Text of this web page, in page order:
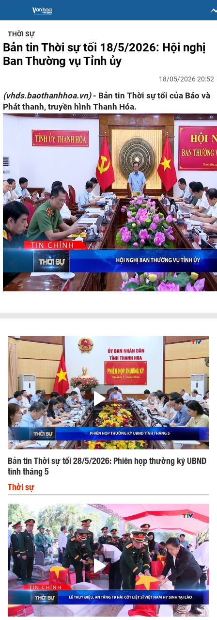
THỜI SỰ
Bản tin Thời sự tối 18/5/2026: Hội nghị
Ban Thường vụ Tỉnh ủy
18/05/2026 20:52
(vhds.baothanhhoa.vn)- Bản tin Thời sự tối của Báo và
Phát thanh, truyền hình Thanh Hóa.
Bản tin Thời sự tối 28/5/2026: Phiên họp thường kỳ UBND
tỉnh tháng 5
Thời sự